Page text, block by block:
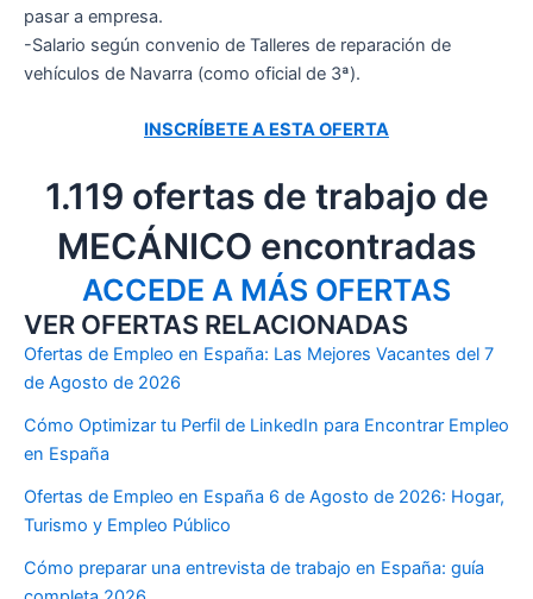
pasar a empresa.
-Salario según convenio de Talleres de reparación de
vehículos de Navarra (como oficial de 3ª).
INSCRÍBETE A ESTA OFERTA
1.119 ofertas de trabajo de
MECÁNICO encontradas
ACCEDE A MÁS OFERTAS
VER OFERTAS RELACIONADAS
Ofertas de Empleo en España: Las Mejores Vacantes del 7
de Agosto de 2026
Cómo Optimizar tu Perfil de LinkedIn para Encontrar Empleo
en España
Ofertas de Empleo en España 6 de Agosto de 2026: Hogar,
Turismo y Empleo Público
Cómo preparar una entrevista de trabajo en España: guía